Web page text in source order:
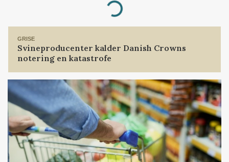
Loading...
GRISE
Svineproducenter kalder Danish Crowns
notering en katastrofe